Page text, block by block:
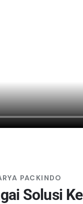
PACKINDO
Solusi